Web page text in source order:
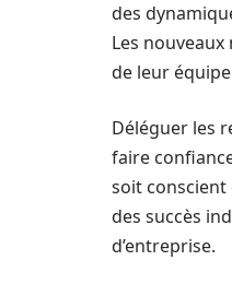
des
Les
de leur
Déléguer les
faire
soit conscient
des succès
d’entreprise.